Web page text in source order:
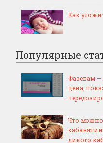
Как
Популярные
Фазепам —
цена,
Что можно
дикого